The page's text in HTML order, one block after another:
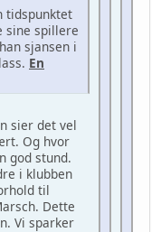
tidspunktet
sine spillere
sjansen i
En
sier det vel
Og hvor
god stund.
i klubben
til
Dette
Vi sparker